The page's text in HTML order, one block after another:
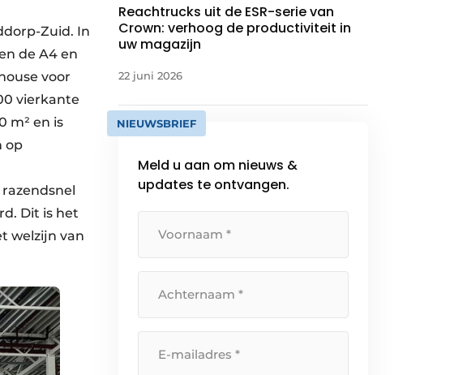
Zuid. In
de A4 en
voor
vierkante
m² en is
op
Dit is het
welzijn van
Reachtrucks uit de ESR-serie van
Crown: verhoog de productiviteit in
uw magazijn
22 juni 2026
NIEUWSBRIEF
Meld u aan om nieuws &
updates te ontvangen.